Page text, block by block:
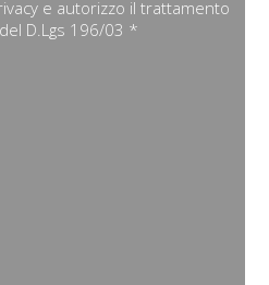
e autorizzo il trattamento
D.Lgs 196/03 *